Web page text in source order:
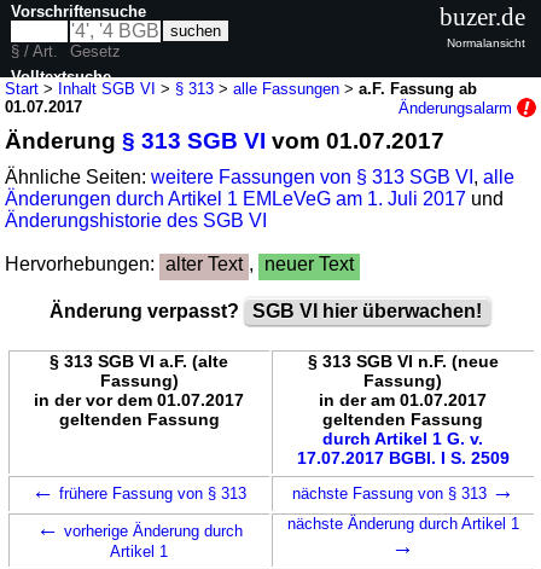
Start > Inhalt SGB VI > § 313 >alle Fassungen >a.F. Fassung ab
01.07.2017
Änderungsalarm
Änderung§ 313 SGB VI vom 01.07.2017
Ähnliche Seiten:weitere Fassungen von § 313 SGB VI ,alle
Änderungen durch Artikel 1 EMLeVeG am 1. Juli 2017 und
Änderungshistorie des SGB VI
Hervorhebungen: alter Text , neuer Text
Änderung verpasst? SGB VI hier überwachen!
§ 313 SGB VI a.F. (alte
Fassung)
in der vor dem 01.07.2017
geltenden Fassung
§ 313 SGB VI n.F. (neue
Fassung)
in der am 01.07.2017
geltenden Fassung
durch Artikel 1 G. v.
17.07.2017 BGBl. I S. 2509
← frühere Fassung von § 313 nächste Fassung von § 313 →
← vorherige Änderung durch
Artikel 1
nächste Änderung durch Artikel 1
→
Vorschriftensuche
§ / Art.
Gesetz
Volltextsuche
buzer.de
Normalansicht